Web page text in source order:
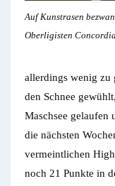
Auf Kunstrasen
Oberligisten
allerdings wenig zu
den Schnee
Maschsee gelaufen
die nächsten
vermeintlichen
noch 21 Punkte in